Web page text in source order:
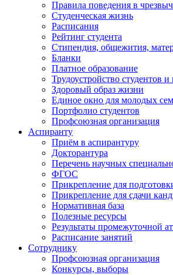
Правила поведения в
Студенческая жизнь
Расписания
Рейтинг студента
Стипендия, общежития,
Бланки
Платное образование
Трудоустройство студентов
Здоровый образ жизни
Единое окно для молодых
Портфолио студентов
Профсоюзная организация
Аспиранту
Приём в аспирантуру
Докторантура
Перечень научных
ФГОС
Прикрепление для
Прикрепление для сдачи
Нормативная база
Полезные ресурсы
Результаты промежуточной
Расписание занятий
Сотруднику
Профсоюзная организация
Конкурсы, выборы